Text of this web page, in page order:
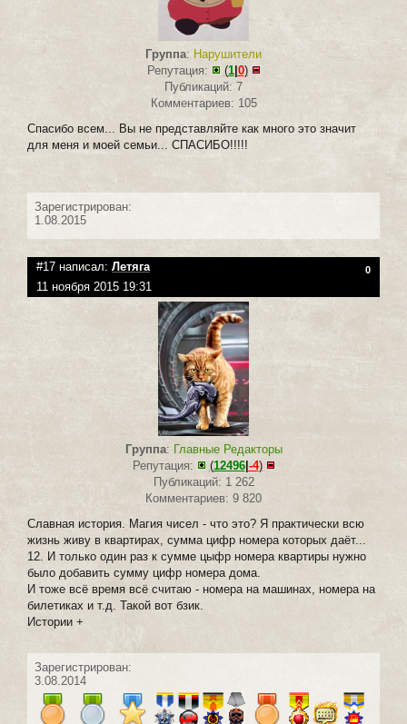
Группа: Нарушители
Репутация:
(1|0)
Публикаций: 7
Комментариев: 105
Спасибо всем... Вы не представляйте как много это значит
для меня и моей семьи... СПАСИБО!!!!!
Зарегистрирован:
1.08.2015
#17 написал: Летяга 0
11 ноября 2015 19:31
Группа: Главные Редакторы
Репутация:
(12496| -4)
Публикаций: 1 262
Комментариев: 9 820
Славная история. Магия чисел - что это? Я практически всю
жизнь живу в квартирах, сумма цифр номера которых даёт...
12. И только один раз к сумме цыфр номера квартиры нужно
было добавить сумму цифр номера дома.
И тоже всё время всё считаю - номера на машинах, номера на
билетиках и т.д. Такой вот бзик.
Истории +
Зарегистрирован:
3.08.2014